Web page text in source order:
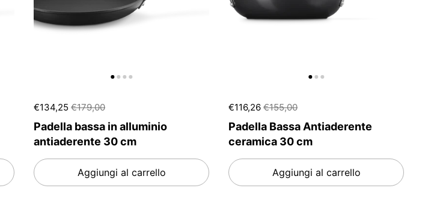
€134,25 €179,00
Padella bassa in alluminio
antiaderente 30 cm
Aggiungi al carrello
€116,26 €155,00
Padella Bassa Antiaderente
ceramica 30 cm
Aggiungi al carrello